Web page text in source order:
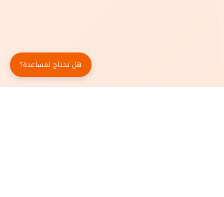
هل تحتاج لمساعدة؟